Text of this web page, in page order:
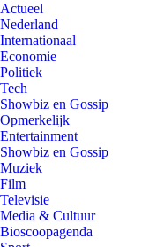
Actueel
Nederland
Internationaal
Economie
Politiek
Tech
Showbiz en Gossip
Opmerkelijk
Entertainment
Showbiz en Gossip
Muziek
Film
Televisie
Media & Cultuur
Bioscoopagenda